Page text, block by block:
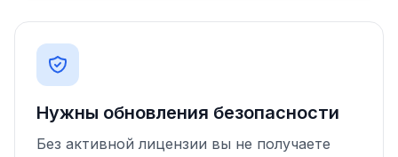
Нужны обновления безопасности
Без активной лицензии вы не получаете